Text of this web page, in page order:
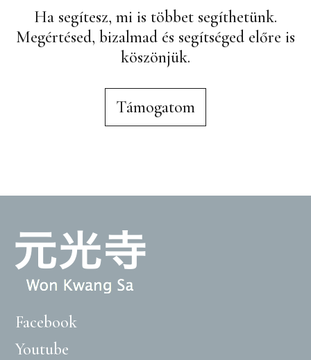
Ha segítesz, mi is többet segíthetünk.
Megértésed, bizalmad és segítséged előre is
köszönjük.
Támogatom
Facebook
Youtube